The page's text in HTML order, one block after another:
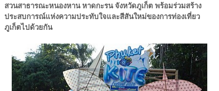
สวนสาธารณะหนองหาน หาดกะรน จังหวัดภูเก็ต พร้อมร่วมสร้าง
ประสบการณ์แห่งความประทับใจและสีสันใหม่ของการท่องเที่ยว
ภูเก็ตไปด้วยกัน